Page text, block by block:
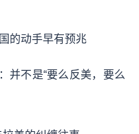
的动手早有预兆
并不是“要么反美，要么